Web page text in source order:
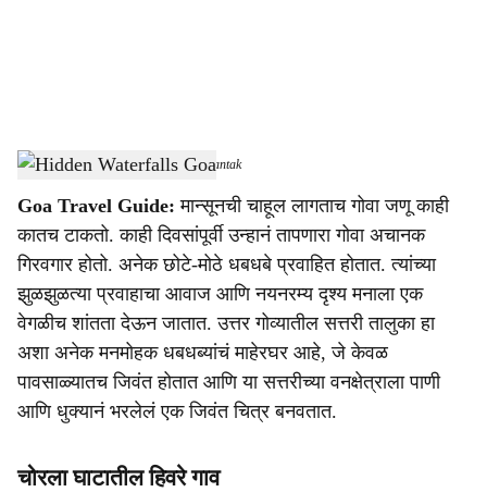
a
r
e
Hidden Waterfalls Goa-Dainik Gomantak
Goa Travel Guide: मान्सूनची चाहूल लागताच गोवा जणू काही
कातच टाकतो. काही दिवसांपूर्वी उन्हानं तापणारा गोवा अचानक
गिरवगार होतो. अनेक छोटे-मोठे धबधबे प्रवाहित होतात. त्यांच्या
झुळझुळत्या प्रवाहाचा आवाज आणि नयनरम्य दृश्य मनाला एक
वेगळीच शांतता देऊन जातात. उत्तर गोव्यातील सत्तरी तालुका हा
अशा अनेक मनमोहक धबधब्यांचं माहेरघर आहे, जे केवळ
पावसाळ्यातच जिवंत होतात आणि या सत्तरीच्या वनक्षेत्राला पाणी
आणि धुक्यानं भरलेलं एक जिवंत चित्र बनवतात.
चोरला घाटातील हिवरे गाव